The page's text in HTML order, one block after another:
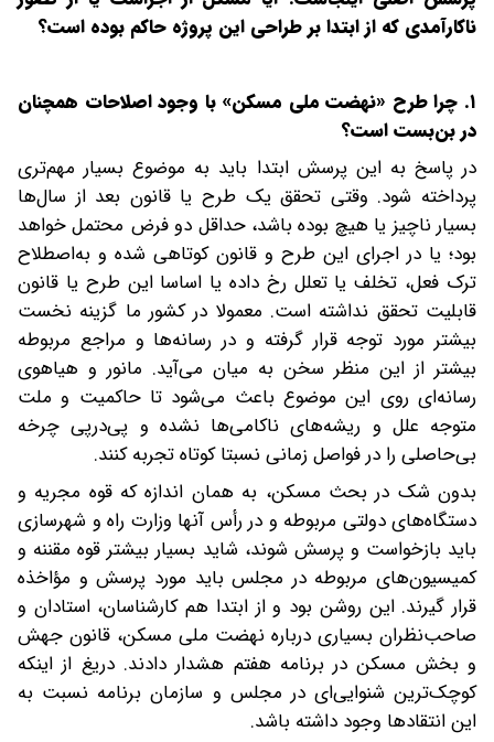
ناکارآمدی که از ابتدا بر طراحی این پروژه حاکم بوده است؟
۱. چرا طرح «نهضت ملی مسکن» با وجود اصلاحات همچنان
در بن‌بست است؟
در پاسخ به این پرسش ابتدا باید به موضوع بسیار مهم‌تری
پرداخته شود. وقتی تحقق یک طرح یا قانون بعد از سال‌ها
بسیار ناچیز یا هیچ بوده باشد، حداقل دو فرض محتمل خواهد
بود؛ یا در اجرای این طرح و قانون کوتاهی شده و به‌اصطلاح
ترک فعل، تخلف یا تعلل رخ داده ‌یا اساسا این طرح یا قانون
قابلیت تحقق نداشته است. معمولا در کشور ما گزینه نخست
بیشتر مورد توجه قرار گرفته و در رسانه‌ها و ‌مراجع مربوطه
بیشتر از این منظر سخن به میان می‌آید. مانور و هیاهوی
رسانه‌ای روی این موضوع باعث می‌شود تا حاکمیت و ملت
متوجه علل و ریشه‌های ناکامی‌ها نشده و پی‌درپی چرخه
بی‌حاصلی را در فواصل زمانی نسبتا کوتاه تجربه کنند.
بدون شک در بحث مسکن، به همان اندازه که قوه مجریه و
دستگاه‌های دولتی مربوطه و در رأس آنها وزارت راه و شهرسازی
باید ‌بازخواست و پرسش شوند،‌ شاید بسیار بیشتر قوه مقننه و
کمیسیون‌های مربوطه در مجلس باید مورد پرسش و مؤاخذه
قرار گیرند. این روشن بود و از ابتدا هم کارشناسان، استادان و
صاحب‌نظران بسیاری درباره نهضت ملی مسکن، قانون جهش
و بخش مسکن در برنامه هفتم هشدار دادند. دریغ از اینکه
کوچک‌ترین شنوایی‌ای در مجلس و سازمان برنامه نسبت به
این انتقادها‌ وجود داشته باشد.